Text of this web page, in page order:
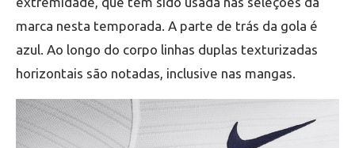
marca nesta temporada. A parte de trás da gola é
azul. Ao longo do corpo linhas duplas texturizadas
horizontais são notadas, inclusive nas mangas.